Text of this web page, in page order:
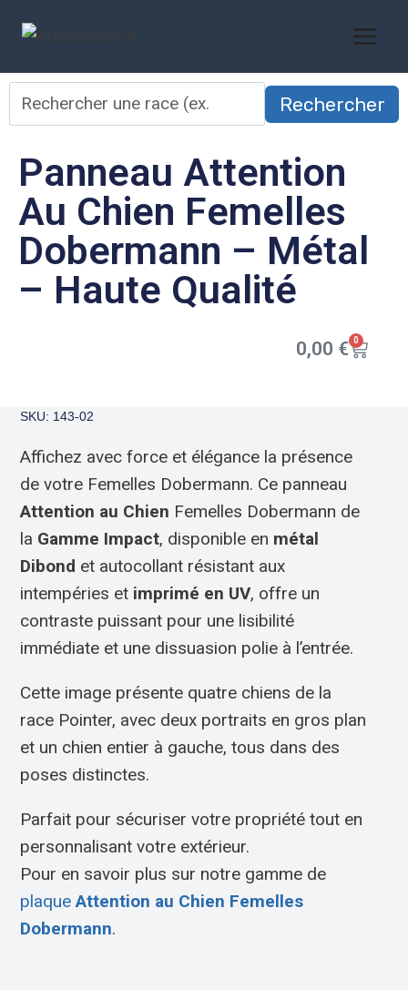
Rechercher
Panneau Attention
Au Chien Femelles
Dobermann – Métal
– Haute Qualité
0,00 € 0
SKU: 143-02
Affichez avec force et élégance la présence
de votre Femelles Dobermann. Ce panneau
Attention au Chien Femelles Dobermann de
la Gamme Impact, disponible en métal
Dibond et autocollant résistant aux
intempéries et imprimé en UV, offre un
contraste puissant pour une lisibilité
immédiate et une dissuasion polie à l’entrée.
Cette image présente quatre chiens de la
race Pointer, avec deux portraits en gros plan
et un chien entier à gauche, tous dans des
poses distinctes.
Parfait pour sécuriser votre propriété tout en
personnalisant votre extérieur.
Pour en savoir plus sur notre gamme de
plaqueAttention au Chien Femelles
Dobermann.